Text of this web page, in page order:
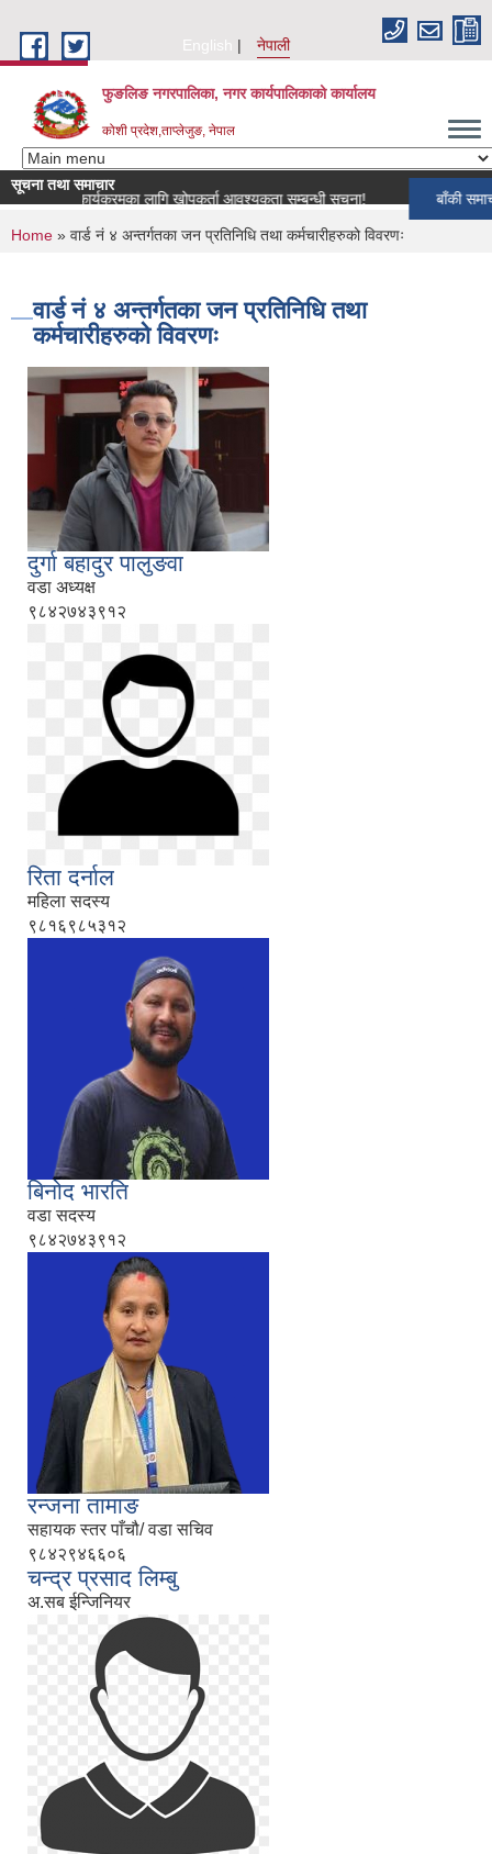
English
नेपाली
फुङलिङ नगरपालिका, नगर कार्यपालिकाको कार्यालय
कोशी प्रदेश,ताप्लेजुङ, नेपाल
सूचना तथा समाचार
खोप कार्यक्रमका लागि खोपकर्ता आवश्यकता सम्बन्धी सूचना!
बाँकी समाचार
You are here
Home » वार्ड नं ४ अन्तर्गतका जन प्रतिनिधि तथा कर्मचारीहरुको विवरणः
वार्ड नं ४ अन्तर्गतका जन प्रतिनिधि तथा
कर्मचारीहरुको विवरणः
दुर्गा बहादुर पालुङवा
वडा अध्यक्ष
९८४२७४३९१२
रिता दर्नाल
महिला सदस्य
९८१६९८५३१२
बिनोद भारति
वडा सदस्य
९८४२७४३९१२
रन्जना तामाङ
सहायक स्तर पाँचौ/ वडा सचिव
९८४२९४६६०६
चन्द्र प्रसाद लिम्बु
अ.सब ईन्जिनियर